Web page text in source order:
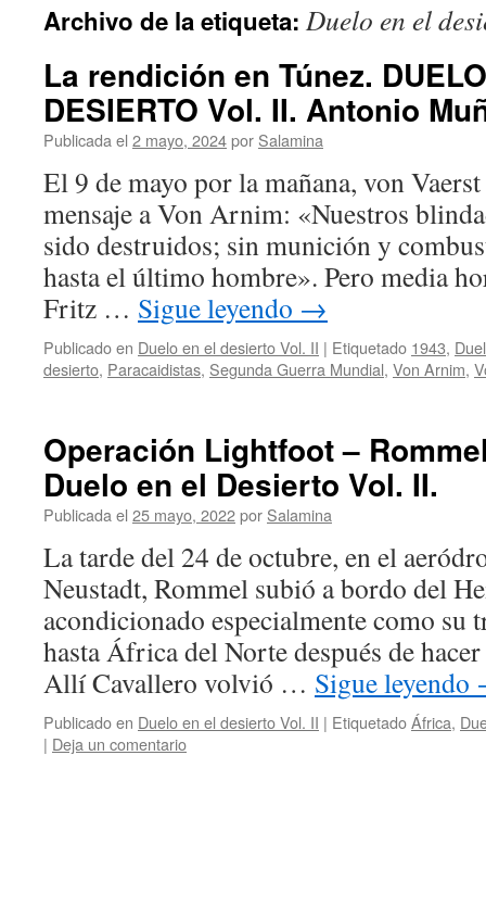
Archivo de la etiqueta: Duelo en el
La rendición en Túnez.
DESIERTO Vol. II. Antonio
Publicada el 2 mayo, 2024por Salamina
El 9 de mayo por la mañana, von
mensaje a Von Arnim: «Nuestros
sido destruidos; sin munición y
hasta el último hombre». Pero media
Fritz … Sigue leyendo →
Publicado en Duelo en el desierto Vol. II | Etiquetado 1943,
desierto, Paracaidistas, Segunda Guerra Mundial, Von Arnim,
Operación Lightfoot –
Duelo en el Desierto Vol. II.
Publicada el 25 mayo, 2022por Salamina
La tarde del 24 de octubre, en el
Neustadt, Rommel subió a bordo del
acondicionado especialmente como su
hasta África del Norte después de
Allí Cavallero volvió … Sigue leyendo
Publicado en Duelo en el desierto Vol. II | EtiquetadoÁfrica,
| Deja un comentario